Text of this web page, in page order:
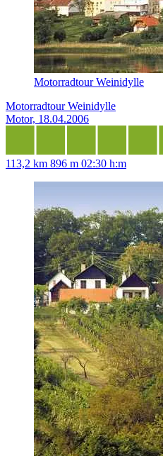
Motorradtour Weinidylle
Motorradtour Weinidylle
Motor, 18.04.2006
113,2 km 896 m 02:30 h:m